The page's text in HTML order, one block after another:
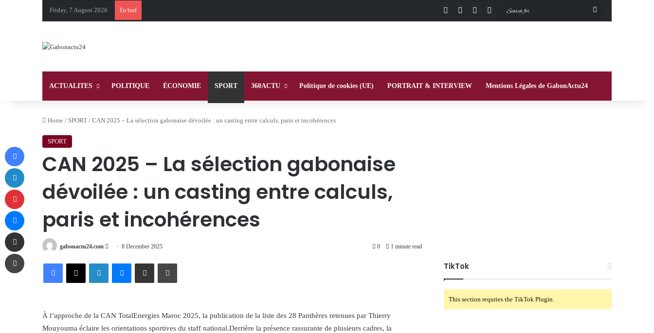
Friday, 7 August 2026 En bref Facebook InstagramSwitch skin
ACTUALITES POLITIQUE ÉCONOMIE SPORT 360ACTU Politique de cookies (UE) PORTRAIT & INTERVIEW Mentions Légales de GabonActu24
Home / SPORT / CAN 2025 – La sélection gabonaise dévoilée : un casting entre calculs, paris et incohérences
SPORT
CAN 2025 – La sélection gabonaise
dévoilée : un casting entre calculs,
paris et incohérences
gabonactu24.com
Send 8 December 2025 0 1 minute read
FacebookX LinkedInMessengerShare via Email Print
À l’approche de la CAN TotalEnergies Maroc 2025, la publication de la liste des 28 Panthères retenues par Thierry
Mouyouma éclaire les orientations sportives du staff national.Derrière la présence rassurante de plusieurs cadres, la
TikTok
This section requries the TikTok Plugin.
Facebook
LinkedIn
Pinterest